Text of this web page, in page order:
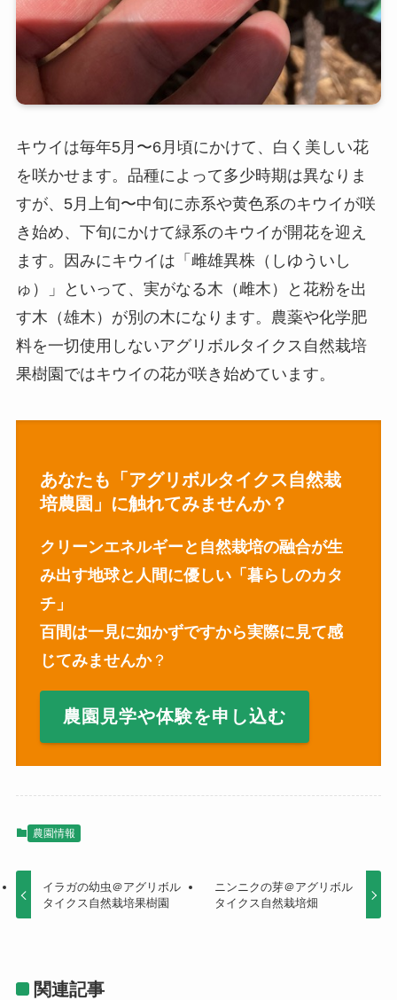
キウイは毎年5月〜6月頃にかけて、白く美しい花
を咲かせます。品種によって多少時期は異なりま
すが、5月上旬〜中旬に赤系や黄色系のキウイが咲
き始め、下旬にかけて緑系のキウイが開花を迎え
ます。因みにキウイは「雌雄異株（しゆういし
ゅ）」といって、実がなる木（雌木）と花粉を出
す木（雄木）が別の木になります。農薬や化学肥
料を一切使用しないアグリボルタイクス自然栽培
果樹園ではキウイの花が咲き始めています。
あなたも「アグリボルタイクス自然栽
培農園」に触れてみませんか？
クリーンエネルギーと自然栽培の融合が生
み出す地球と人間に優しい「暮らしのカタ
チ」
百間は一見に如かずですから実際に見て感
じてみませんか？
農園見学や体験を申し込む
農園情報
イラガの幼虫＠アグリボル
タイクス自然栽培果樹園
ニンニクの芽＠アグリボル
タイクス自然栽培畑
関連記事